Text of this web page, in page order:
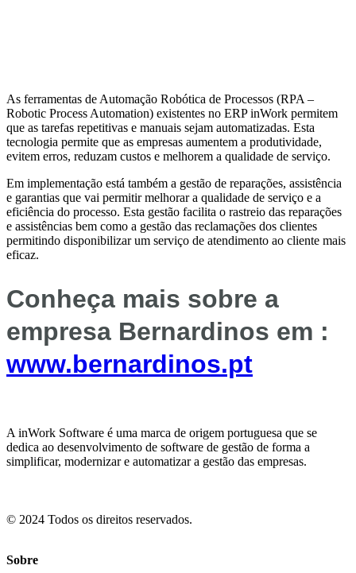
As ferramentas de Automação Robótica de Processos (RPA –
Robotic Process Automation) existentes no ERP inWork permitem
que as tarefas repetitivas e manuais sejam automatizadas. Esta
tecnologia permite que as empresas aumentem a produtividade,
evitem erros, reduzam custos e melhorem a qualidade de serviço.
Em implementação está também a gestão de reparações, assistência
e garantias que vai permitir melhorar a qualidade de serviço e a
eficiência do processo. Esta gestão facilita o rastreio das reparações
e assistências bem como a gestão das reclamações dos clientes
permitindo disponibilizar um serviço de atendimento ao cliente mais
eficaz.
Conheça mais sobre a
empresa Bernardinos em :
www.bernardinos.pt
A inWork Software é uma marca de origem portuguesa que se
dedica ao desenvolvimento de software de gestão de forma a
simplificar, modernizar e automatizar a gestão das empresas.
© 2024 Todos os direitos reservados.
Sobre